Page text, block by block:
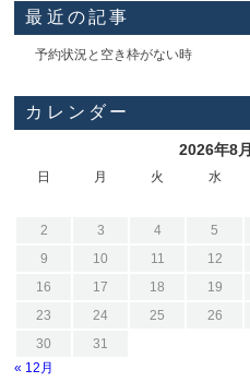
最近の記事
予約状況と空き枠がない時
カレンダー
2026年8月
日 月 火 水
2
3 4 5
9
10 11 12
16
17 18 19
23
24 25 26
30
31
« 12月